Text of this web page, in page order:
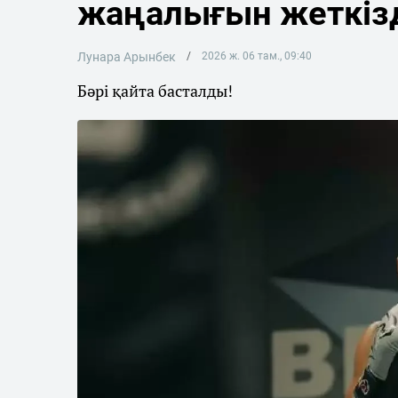
жаңалығын
Лунара Арынбек 2026 ж. 06 там., 09:40
Бәрі қайта басталды!